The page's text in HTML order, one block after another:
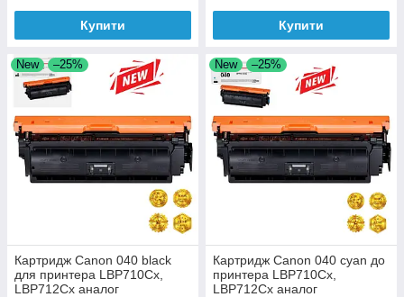
Купити Купити
New –25%
Картридж Canon 040 black
для принтера LBP710Cx,
LBP712Cx аналог
New –25%
Картридж Canon 040 cyan до
принтера LBP710Cx,
LBP712Cx аналог